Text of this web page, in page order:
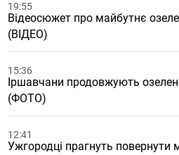
19:55
Відеосюжет про майбутнє
(ВІДЕО)
15:36
Іршавчани продовжують
(ФОТО)
12:41
Ужгородці прагнуть повернути